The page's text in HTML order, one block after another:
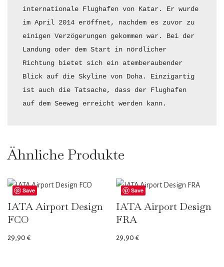
internationale Flughafen von Katar. Er wurde
im April 2014 eröffnet, nachdem es zuvor zu
einigen Verzögerungen gekommen war. Bei der
Landung oder dem Start in nördlicher
Richtung bietet sich ein atemberaubender
Blick auf die Skyline von Doha. Einzigartig
ist auch die Tatsache, dass der Flughafen
auf dem Seeweg erreicht werden kann.
Ähnliche Produkte
Save
IATA Airport Design
FCO
29,90€
Save
IATA Airport Design
FRA
29,90€